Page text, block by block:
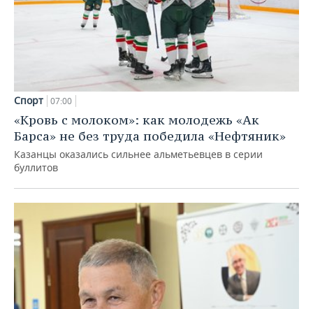
Спорт 07:00
«Кровь с молоком»: как молодежь «Ак
Барса» не без труда победила «Нефтяник»
Казанцы оказались сильнее альметьевцев в серии
буллитов